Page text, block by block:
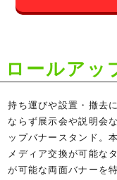
ロールアッ
持ち運びや設置・撤去
ならず展示会や説明会
ップバナースタンド。
メディア交換が可能な
が可能な両面バナーを